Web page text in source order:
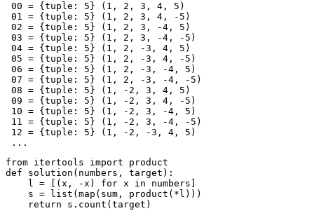
00 = { tuple : 5 } ( 1 , 2 , 3 , 4 , 5 )
01 = { tuple : 5 } ( 1 , 2 , 3 , 4 , - 5 )
02 = { tuple : 5 } ( 1 , 2 , 3 , -4 , 5 )
03 = { tuple : 5 } ( 1 , 2 , 3 , -4 , - 5 )
04 = { tuple : 5 } ( 1 , 2 , -3 , 4 , 5 )
05 = { tuple : 5 } ( 1 , 2 , -3 , 4 , - 5 )
06 = { tuple : 5 } ( 1 , 2 , -3 , -4 , 5 )
07 = { tuple : 5 } ( 1 , 2 , -3 , -4 , - 5 )
08 = { tuple : 5 } ( 1 , - 2 , 3 , 4 , 5 )
09 = { tuple : 5 } ( 1 , - 2 , 3 , 4 , - 5 )
10 = { tuple : 5 } ( 1 , - 2 , 3 , -4 , 5 )
11 = { tuple : 5 } ( 1 , - 2 , 3 , -4 , - 5 )
12 = { tuple : 5 } ( 1 , - 2 , -3 , 4 , 5 )
...
from itertools import
product
def
solution ( numbers , target ):
l = [( x , -x ) for x in numbers
s = list ( map ( sum , product ( * l )))
return
s . count ( target )